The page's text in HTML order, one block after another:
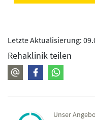
Letzte Aktualisierung:
Rehaklinik teilen
Unser